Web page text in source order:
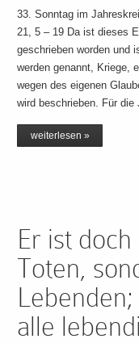
33. Sonntag im
21, 5 – 19 Da ist dieses
geschrieben worden und
werden genannt, Kriege,
wegen des eigenen
wird beschrieben. Für die
weiterlesen »
Er ist
Toten,
alle